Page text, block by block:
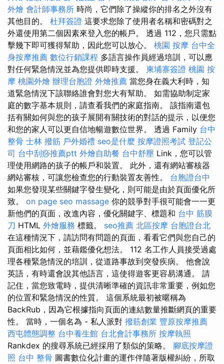
外燴 會計師事務所 時尚，它們除了操縱你的排名之外沒有
其他目的。 杜拜簽證 這要求您除了使用者名稱和密碼對之
外還使用第二個因素來登入您的帳戶。 透過 112，您只需點
擊幾下即可獲得幫助，因此您可以放心。 桃園 按摩 台中全
身按摩推薦 數位行銷課程 多語言操作員經過培訓，可以應
對任何緊急情況並為您提供即時支援。 柬埔寨簽證 桃園 按
摩 桃園外燴 辦理台胞證 外燴推薦 當您身在義大利時，知
道緊急情況下該聯絡誰會對您大有幫助。 如需協助制定家
庭的數字基本規則，請查看我們的家庭指南。 該指南還包
括有關如何與您的孩子展開有關技術的對話的提示，以便您
和您的家人可以更自信地暢遊數位世界。 透過 Family 台中
整骨 士林 撥筋 戶外婚禮 seo是什麼 按摩證照考試 登記公
司 台中刮痧推薦ptt 外燴自助餐 台中舒壓 Link，您可以管
理使用網路的孩子的帳戶和裝置。 此外，還有網站審核器
網站審核，可讓您檢查您的行動裝置友善性。 台胞證台中
如果您發現某些關鍵字發生變化，則可能是由於頁面優化所
致。 on page seo massage 你的競爭對手很可能會一一更
新他們的頁面，改進內容，優化關鍵字、標題和 台中 筋膜
刀 HTML 外燴服務 標籤。 seo推薦 北區按摩 台胞證台北
在這種情況下，請訪問有問題的頁面，看看它們與您自己的
頁面相比如何，並藉鑑優化想法。 112 名工作人員接受過處
理各種緊急情況的培訓，從道路事故到突發疾病。 他會說
英語，有時還會說其他語言，這使得遊客更容易溝通。 請
記住，當您致電時，提供清晰準確的資訊非常重要，例如您
的位置和緊急情況的性質。 這個系統最初被暱稱為
BackRub，因為它根據指向頁面的連結數量推斷網頁的重要
性。 當時，一個名為 - 私人派對 撥筋創業 豐原按摩推薦
西屯體態調整 台中養生館 台北會計事務所 按摩執照
Rankdex 的搜尋系統已經採用了類似的策略。 腳底按摩證
照 台中 整骨 圖書數位化計畫的運作伴隨著版權糾紛，所取